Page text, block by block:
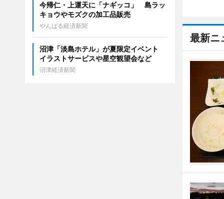
最新ニ
今帰仁・上運天に「ナギッコ」 島ラッ
キョウやモズクの加工品販売
やんばる経済新聞
沼津「淡島ホテル」が夏限定イベント
イラストサービスや星空観望会など
沼津経済新聞